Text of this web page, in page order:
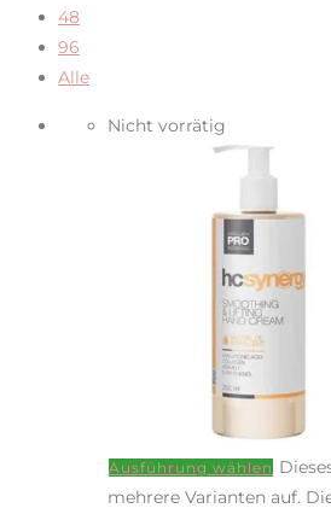
48
96
Alle
Nicht vorrätig
Ausführung wählen
mehrere Varianten auf.